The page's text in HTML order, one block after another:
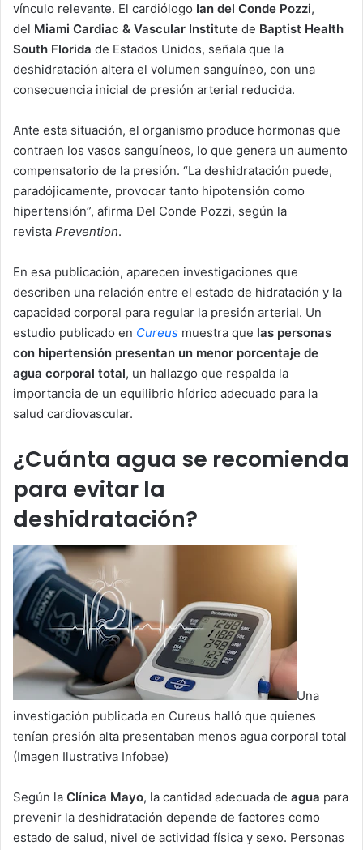
vínculo relevante. El cardiólogo Ian del Conde Pozzi,
del Miami Cardiac & Vascular Institute de Baptist Health
South Florida de Estados Unidos, señala que la
deshidratación altera el volumen sanguíneo, con una
consecuencia inicial de presión arterial reducida.
Ante esta situación, el organismo produce hormonas que
contraen los vasos sanguíneos, lo que genera un aumento
compensatorio de la presión. “La deshidratación puede,
paradójicamente, provocar tanto hipotensión como
hipertensión”, afirma Del Conde Pozzi, según la
revista Prevention.
En esa publicación, aparecen investigaciones que
describen una relación entre el estado de hidratación y la
capacidad corporal para regular la presión arterial. Un
estudio publicado en Cureus muestra que las personas
con hipertensión presentan un menor porcentaje de
agua corporal total, un hallazgo que respalda la
importancia de un equilibrio hídrico adecuado para la
salud cardiovascular.
¿Cuánta agua se recomienda
para evitar la
deshidratación?
Una
investigación publicada en Cureus halló que quienes
tenían presión alta presentaban menos agua corporal total
(Imagen Ilustrativa Infobae)
Según la Clínica Mayo, la cantidad adecuada de agua para
prevenir la deshidratación depende de factores como
estado de salud, nivel de actividad física y sexo. Personas